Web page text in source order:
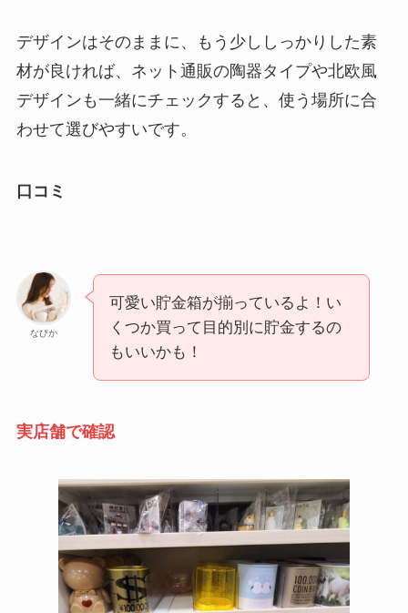
デザインはそのままに、もう少ししっかりした素
材が良ければ、ネット通販の陶器タイプや北欧風
デザインも一緒にチェックすると、使う場所に合
わせて選びやすいです。
口コミ
なびか
可愛い貯金箱が揃っているよ！い
くつか買って目的別に貯金するの
もいいかも！
実店舗で確認